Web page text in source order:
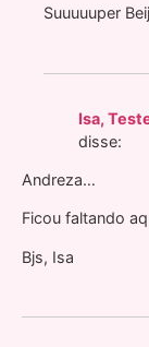
Suuuuuper
Isa,
disse:
Andreza…
Ficou faltando
Bjs, Isa